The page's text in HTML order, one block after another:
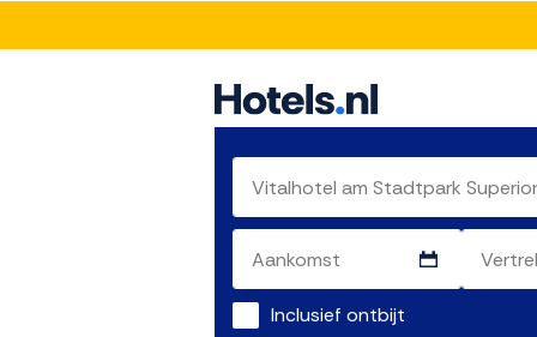
Inclusief ontbijt